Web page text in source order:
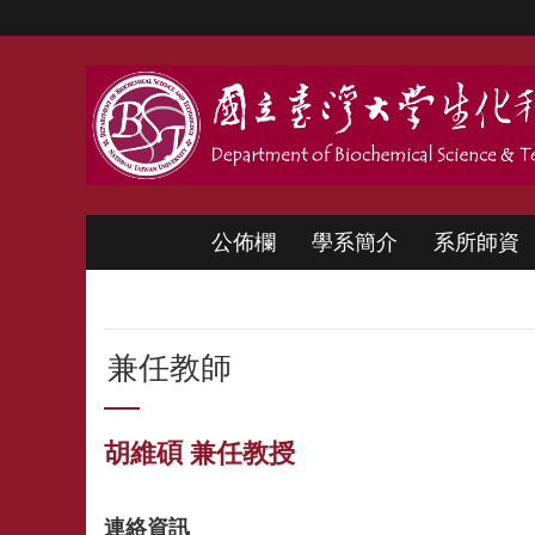
公佈欄 學系簡介 系所師資
兼任教師
胡維碩 兼任教授
連絡資訊